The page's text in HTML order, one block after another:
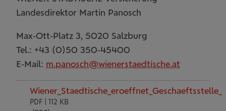
Landesdirektor Martin Panosch
Max-Ott-Platz 3, 5020 Salzburg
Tel.: +43 (0)50 350-45400
E-Mail: m.panosch@wienerstaedtische.at
PDF | 112 KB